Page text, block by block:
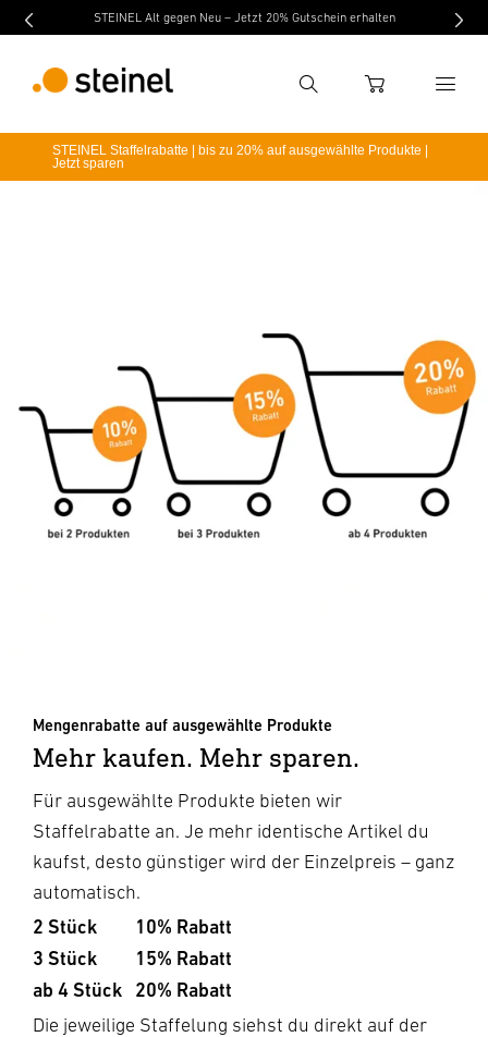
STEINEL Alt gegen Neu – Jetzt 20% Gutschein erhalten
Suche
Suchbegriff eingeben
WARENKORB
STEINEL Staffelrabatte | bis zu 20% auf ausgewählte Produkte |
Jetzt sparen
Mengenrabatte auf ausgewählte Produkte
Mehr kaufen. Mehr sparen.
Für ausgewählte Produkte bieten wir
Staffelrabatte an. Je mehr identische Artikel du
kaufst, desto günstiger wird der Einzelpreis – ganz
automatisch.
2 Stück
10% Rabatt
3 Stück
15% Rabatt
ab 4 Stück
20% Rabatt
Die jeweilige Staffelung siehst du direkt auf der